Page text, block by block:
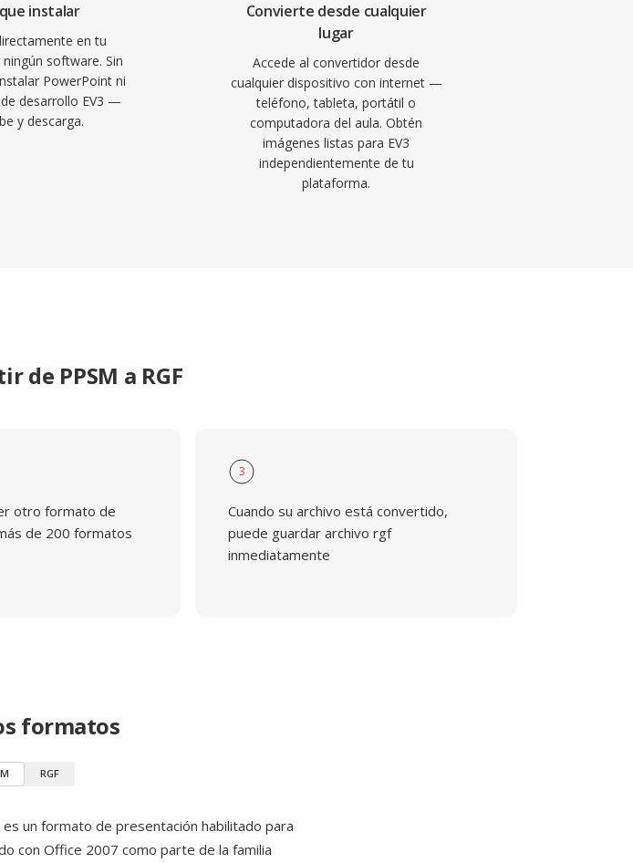
instalar
en tu
software. Sin
PowerPoint ni
desarrollo EV3 —
y descarga.
Convierte desde cualquier
lugar
Accede al convertidor desde
cualquier dispositivo con internet —
teléfono, tableta, portátil o
computadora del aula. Obtén
imágenes listas para EV3
independientemente de tu
plataforma.
de PPSM a RGF
otro formato de
de 200 formatos
3
Cuando su archivo está convertido,
puede guardar archivo rgf
inmediatamente
formatos
RGF
un formato de presentación habilitado para
con Office 2007 como parte de la familia